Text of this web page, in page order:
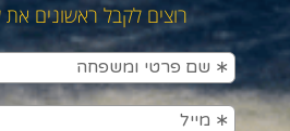
רוצים לקבל ראשונים את